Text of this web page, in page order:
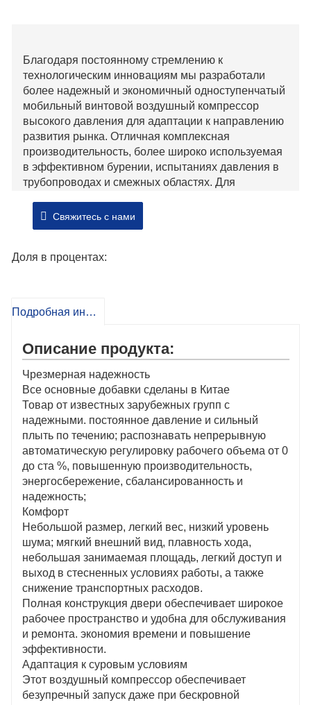
Благодаря постоянному стремлению к
технологическим инновациям мы разработали
более надежный и экономичный одноступенчатый
мобильный винтовой воздушный компрессор
высокого давления для адаптации к направлению
развития рынка. Отличная комплексная
производительность, более широко используемая
в эффективном бурении, испытаниях давления в
трубопроводах и смежных областях. Для
оснащен сверхпрочным топливным фильтром,
аккумулятором большой емкости и опциональным
который нагревает блок цилиндров через цикл
Свяжитесь с нами
Доля в процентах:
Подробная информация о продукте
Описание продукта:
Чрезмерная надежность
Все основные добавки сделаны в Китае
Товар от известных зарубежных групп с
надежными. постоянное давление и сильный
плыть по течению; распознавать непрерывную
автоматическую регулировку рабочего объема от 0
до ста %, повышенную производительность,
энергосбережение, сбалансированность и
надежность;
Комфорт
Небольшой размер, легкий вес, низкий уровень
шума; мягкий внешний вид, плавность хода,
небольшая занимаемая площадь, легкий доступ и
выход в стесненных условиях работы, а также
снижение транспортных расходов.
Полная конструкция двери обеспечивает широкое
рабочее пространство и удобна для обслуживания
и ремонта. экономия времени и повышение
эффективности.
Адаптация к суровым условиям
Этот воздушный компрессор обеспечивает
безупречный запуск даже при бескровной